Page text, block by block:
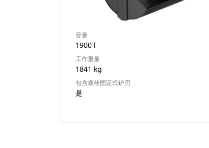
容量
1900 l
工作重量
1841 kg
包含螺栓固定式铲刃
是